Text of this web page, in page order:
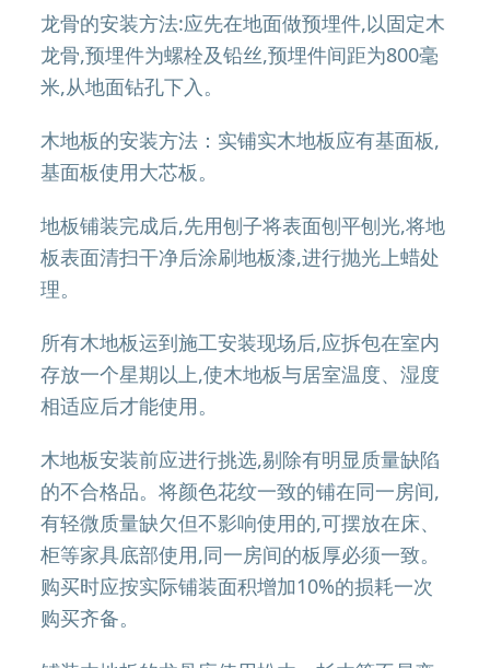
龙骨的安装方法:应先在地面做预埋件,以固定木
龙骨,预埋件为螺栓及铅丝,预埋件间距为800毫
米,从地面钻孔下入。
木地板的安装方法：实铺实木地板应有基面板,
基面板使用大芯板。
地板铺装完成后,先用刨子将表面刨平刨光,将地
板表面清扫干净后涂刷地板漆,进行抛光上蜡处
理。
所有木地板运到施工安装现场后,应拆包在室内
存放一个星期以上,使木地板与居室温度、湿度
相适应后才能使用。
木地板安装前应进行挑选,剔除有明显质量缺陷
的不合格品。将颜色花纹一致的铺在同一房间,
有轻微质量缺欠但不影响使用的,可摆放在床、
柜等家具底部使用,同一房间的板厚必须一致。
购买时应按实际铺装面积增加10%的损耗一次
购买齐备。